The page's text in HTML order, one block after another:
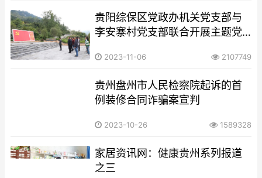
贵阳综保区党政办机关党支部与
李安寨村党支部联合开展主题党
2023-11-06 2107749
贵州盘州市人民检察院起诉的首
例装修合同诈骗案宣判
2023-10-26 1589328
家居资讯网：健康贵州系列报道
之三